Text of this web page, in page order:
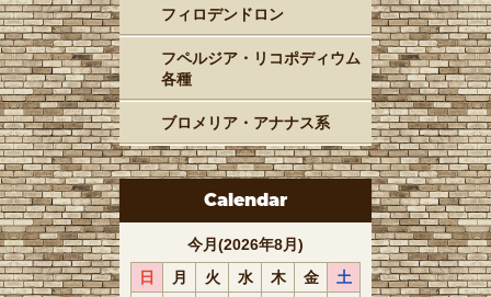
フィロデンドロン
フペルジア・リコポディウム
各種
ブロメリア・アナナス系
Calendar
今月(2026年8月)
日
月 火 水 木 金
土